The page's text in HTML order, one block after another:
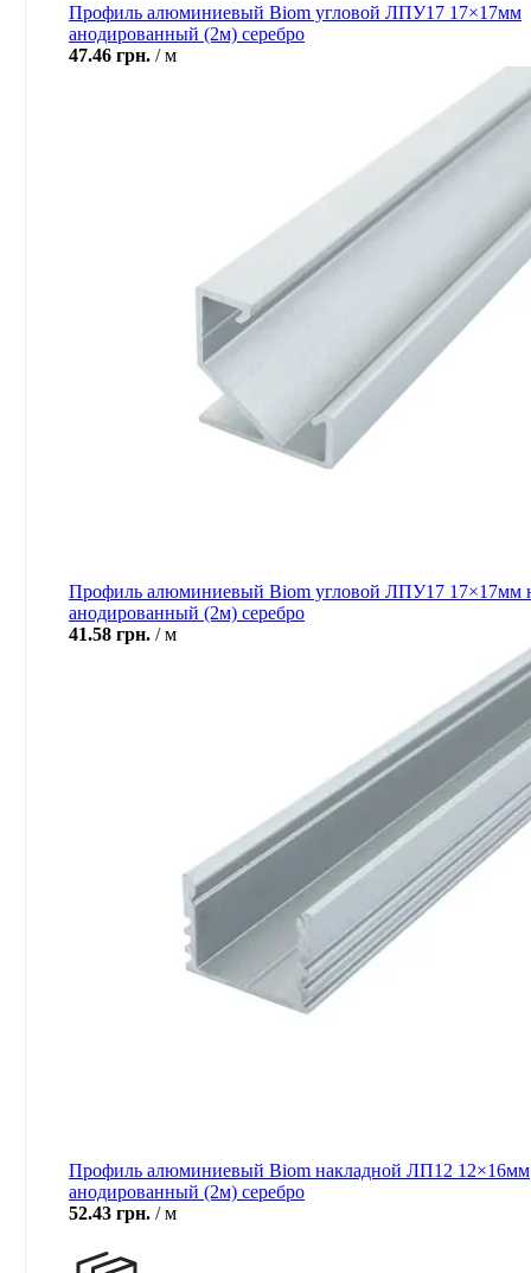
Профиль алюминиевый Biom угловой ЛПУ17 17×17мм
анодированный (2м) серебро
47.46 грн. м
Профиль алюминиевый Biom угловой ЛПУ17 17×17мм
анодированный (2м) серебро
41.58 грн. м
Профиль алюминиевый Biom накладной ЛП12 12×16мм
анодированный (2м) серебро
52.43 грн. м